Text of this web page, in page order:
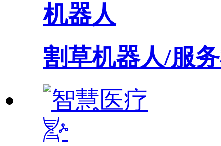
机器人
割草机器人/服